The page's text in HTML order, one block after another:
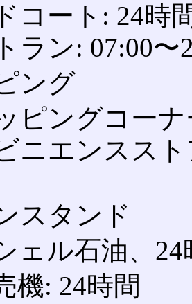
コート: 24時
ラン: 07:00〜
ング
ピングコーナ
ニエンスス
スタンド
ェル石油、24
機: 24時間